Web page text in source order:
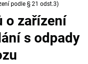
podle § 21 odst.3)
o zařízení
s odpady